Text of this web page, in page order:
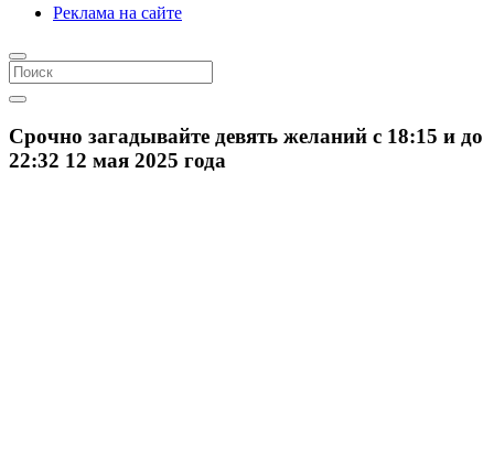
Реклама на сайте
Срочно загадывайте девять желаний с 18:15 и до
22:32 12 мая 2025 года